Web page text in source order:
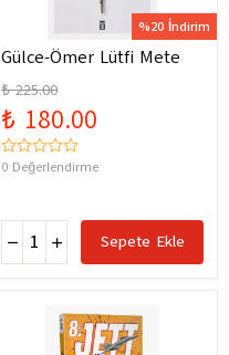
%20 İndirim
Gülce-Ömer Lütfi Mete
₺ 225.00
₺ 180.00
0 Değerlendirme
Sepete Ekle